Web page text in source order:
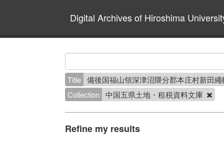
Digital Archives of Hiroshima
Title 備後国福山領深津沼隈分郡本庄村新田
Collection 中国五県土地・租税資料文庫
Refine my results